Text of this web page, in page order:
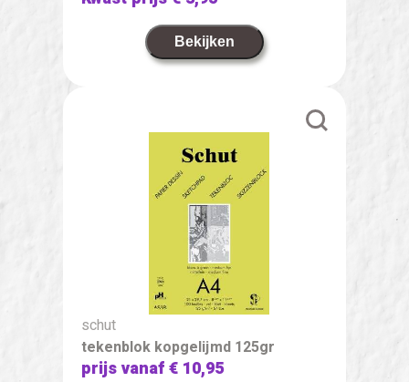
Bekijken
schut
tekenblok kopgelijmd 125gr
prijs vanaf€ 10,95